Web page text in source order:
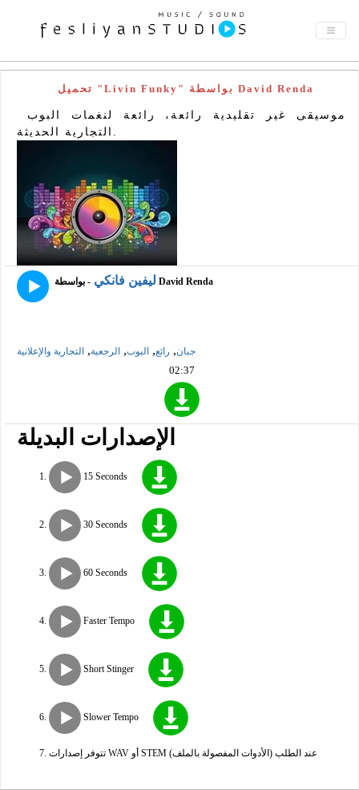
تحميل "Livin Funky" بواسطة David Renda
موسيقى غير تقليدية رائعة، رائعة لنغمات البوب ​​
التجارية الحديثة.
ليفين فانكي - بواسطة David Renda
جبان, رائع, البوب, الرجعية,
التجارية والإعلانية
02:37
الإصدارات البديلة
15 Seconds
30 Seconds
60 Seconds
Faster Tempo
Short Stinger
Slower Tempo
تتوفر إصدارات WAV أو STEM (الأدوات المفصولة بالملف) عند الطلب